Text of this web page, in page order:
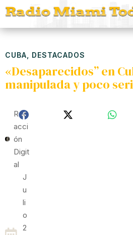
CUBA DESTACADOS
«Desaparecidos” en
manipulada y poco
Red
Acci
Ón
Digit
Al
J
U
Li
O
2